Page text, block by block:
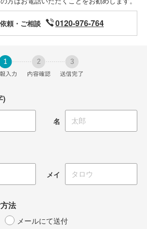
頼・ご相談 0120-976-764
)
名
メイ
法
メールにて送付